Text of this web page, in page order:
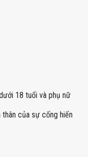
18 tuổi và phụ nữ
của sự cống hiến